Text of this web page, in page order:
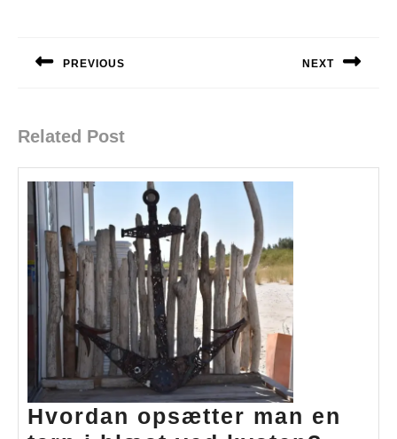
PREVIOUS NEXT
Related Post
Hvordan opsætter man en